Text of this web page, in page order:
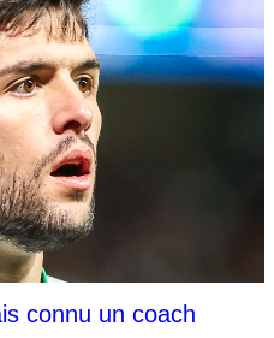
connu un coach